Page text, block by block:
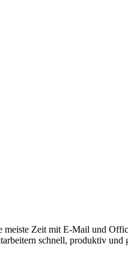
meiste Zeit mit E-Mail und
schnell, produktiv und